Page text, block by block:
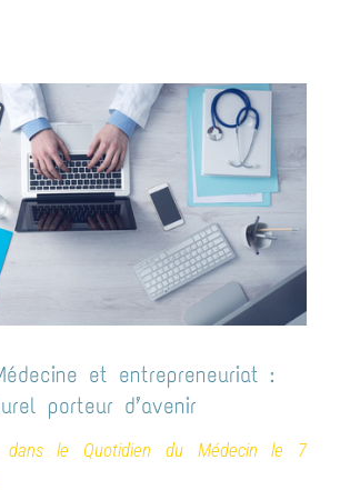
et entrepreneuriat :
porteur d’avenir
dans le Quotidien du Médecin le 7